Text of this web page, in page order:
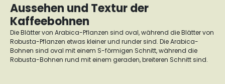
Aussehen und Textur der
Kaffeebohnen
Die Blätter von Arabica-Pflanzen sind oval, während die Blätter von
Robusta-Pflanzen etwas kleiner und runder sind. Die Arabica-
Bohnen sind oval mit einem S-förmigen Schnitt, während die
Robusta-Bohnen rund mit einem geraden, breiteren Schnitt sind.